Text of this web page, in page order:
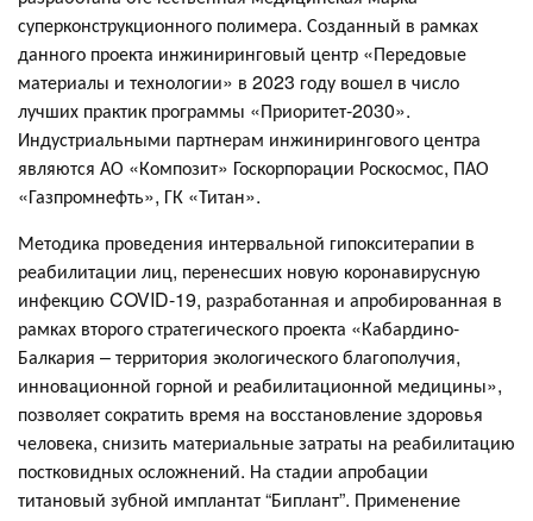
суперконструкционного полимера. Созданный в рамках
данного проекта инжиниринговый центр «Передовые
материалы и технологии» в 2023 году вошел в число
лучших практик программы «Приоритет-2030».
Индустриальными партнерам инжинирингового центра
являются АО «Композит» Госкорпорации Роскосмос, ПАО
«Газпромнефть», ГК «Титан».
Методика проведения интервальной гипокситерапии в
реабилитации лиц, перенесших новую коронавирусную
инфекцию COVID-19, разработанная и апробированная в
рамках второго стратегического проекта «Кабардино-
Балкария – территория экологического благополучия,
инновационной горной и реабилитационной медицины»,
позволяет сократить время на восстановление здоровья
человека, снизить материальные затраты на реабилитацию
постковидных осложнений. На стадии апробации
титановый зубной имплантат “Биплант”. Применение